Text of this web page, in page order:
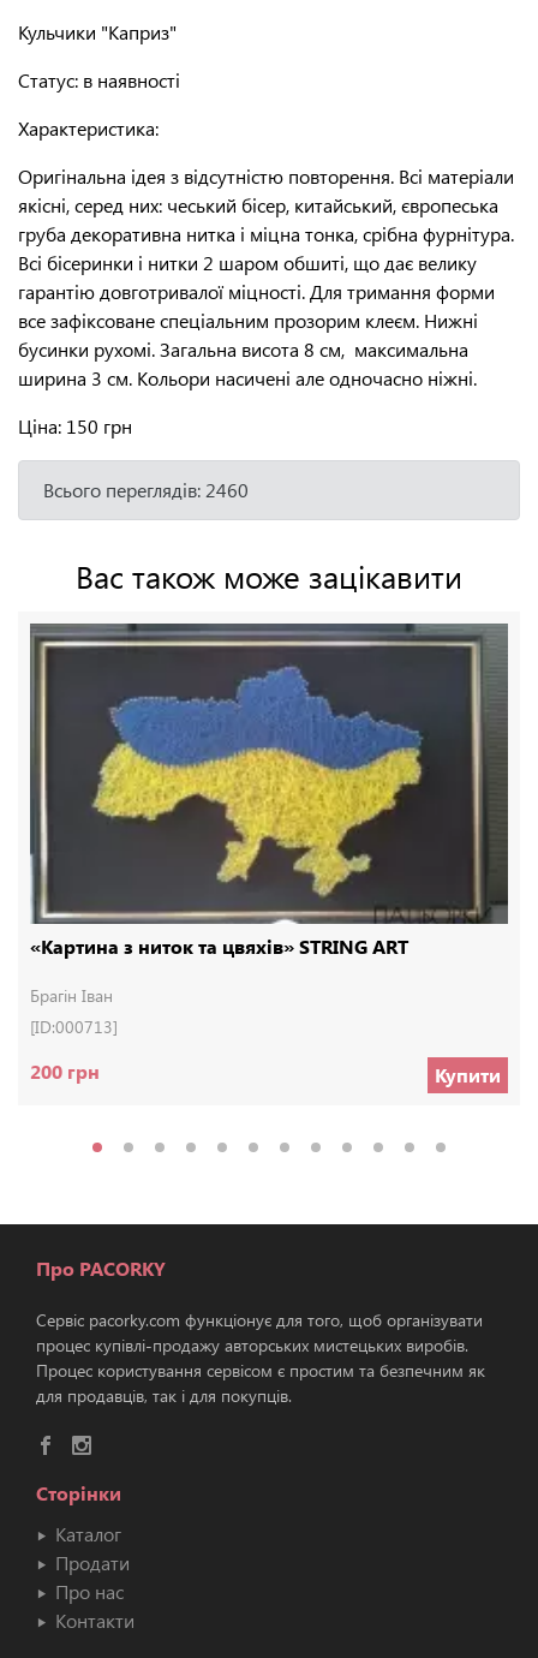
Кульчики "Каприз"
Статус: в наявності
Характеристика:
Оригінальна ідея з відсутністю повторення. Всі матеріали
якісні, серед них: чеський бісер, китайський, європеська
груба декоративна нитка і міцна тонка, срібна фурнітура.
Всі бісеринки і нитки 2 шаром обшиті, що дає велику
гарантію довготривалої міцності. Для тримання форми
все зафіксоване спеціальним прозорим клеєм. Нижні
бусинки рухомі. Загальна висота 8 см, максимальна
ширина 3 см. Кольори насичені але одночасно ніжні.
Ціна: 150 грн
Всього переглядів: 2460
Вас також може зацікавити
«Картина з ниток та цвяхів» STRING ART
Брагін Іван
[ID:000713]
200 грн Купити
Про PACORKY
Сервіс pacorky.com функціонує для того, щоб організувати
процес купівлі-продажу авторських мистецьких виробів.
Процес користування сервісом є простим та безпечним як
для продавців, так і для покупців.
Сторінки
Каталог
Продати
Про нас
Контакти